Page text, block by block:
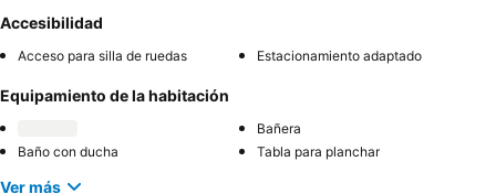
Accesibilidad
Acceso para silla de ruedas Estacionamiento adaptado
Equipamiento de la habitación
Bañera
Baño con ducha
Tabla para planchar
Ver más